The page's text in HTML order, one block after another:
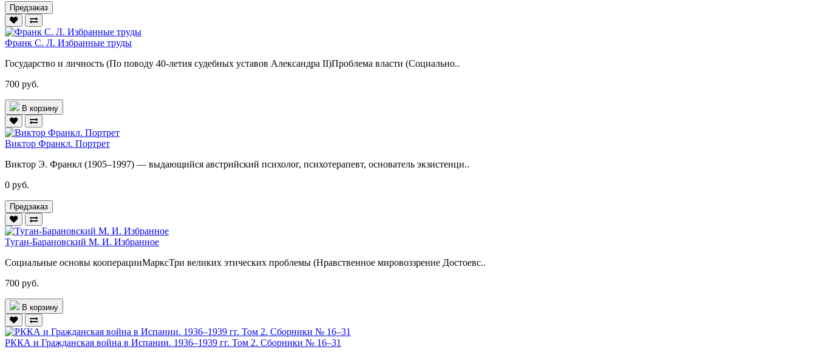
Предзаказ
Франк С. Л. Избранные труды
Государство и личность (По поводу 40-летия судебных уставов Александра II)Проблема власти (Социально..
700 руб.
В корзину
Виктор Франкл. Портрет
Виктор Э. Франкл (1905–1997) — выдающийся австрийский психолог, психотерапевт, основатель экзистенци..
0 руб.
Предзаказ
Туган-Барановский М. И. Избранное
Социальные основы кооперацииМарксТри великих этических проблемы (Нравственное мировоззрение Достоевс..
700 руб.
В корзину
РККА и Гражданская война в Испании. 1936–1939 гг. Том 2. Сборники № 16–31